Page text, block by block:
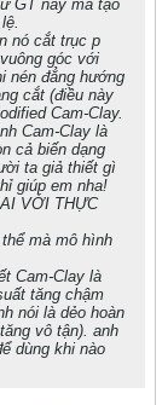
GT này mà tạo
nó cắt trục p
góc với
nén đẳng hướng
cắt (điều này
Cam-Clay.
Cam-Clay là
cả biến dạng
ta giả thiết gì
giúp em nha!
VỚI THỰC
mà mô hình
Cam-Clay là
tăng chậm
nói là dẻo hoàn
vô tận). anh
dùng khi nào